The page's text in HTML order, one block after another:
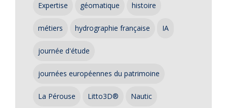
Expertise géomatique histoire
métiers hydrographie française IA
journée d'étude
journées européennes du patrimoine
La Pérouse Litto3D® Nautic